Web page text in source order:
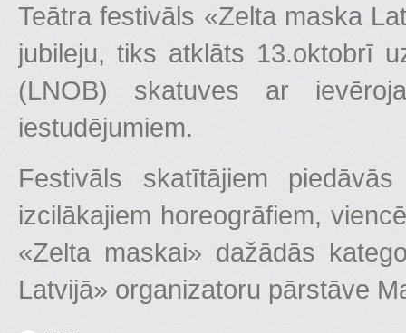
Teātra festivāls «Zelta maska
jubileju, tiks atklāts 13.oktobrī
(LNOB) skatuves ar
iestudējumiem.
Festivāls skatītājiem
izcilākajiem horeogrāfiem,
«Zelta maskai» dažādās
Latvijā» organizatoru pārstāve